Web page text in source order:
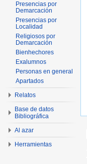
Presencias por
Demarcación
Presencias por
Localidad
Religiosos por
Demarcación
Bienhechores
Exalumnos
Personas en general
Apartados
Relatos
Base de datos
Bibliográfica
Al azar
Herramientas